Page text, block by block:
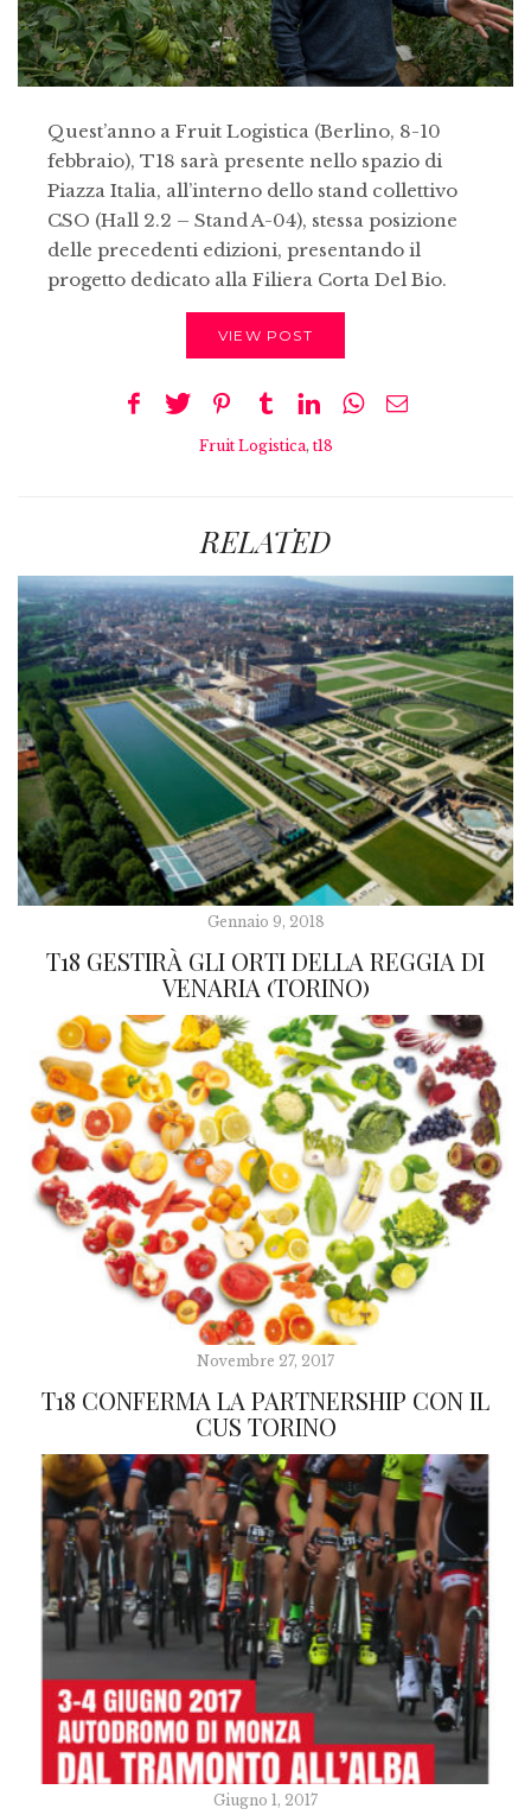
Quest’anno a Fruit Logistica (Berlino, 8-10
febbraio), T18 sarà presente nello spazio di
Piazza Italia, all’interno dello stand collettivo
CSO (Hall 2.2 – Stand A-04), stessa posizione
delle precedenti edizioni, presentando il
progetto dedicato alla Filiera Corta Del Bio.
VIEW POST
Fruit Logistica, t18
RELATED
Gennaio 9, 2018
T18 GESTIRÀ GLI ORTI DELLA REGGIA DI
VENARIA (TORINO)
Novembre 27, 2017
T18 CONFERMA LA PARTNERSHIP CON IL
CUS TORINO
Giugno 1, 2017